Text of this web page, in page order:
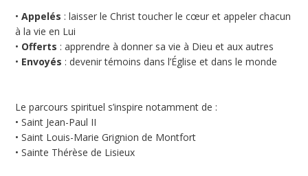
• Appelés : laisser le Christ toucher le cœur et appeler chacun
à la vie en Lui
• Offerts : apprendre à donner sa vie à Dieu et aux autres
• Envoyés : devenir témoins dans l’Église et dans le monde
Le parcours spirituel s’inspire notamment de :
• Saint Jean-Paul II
• Saint Louis-Marie Grignion de Montfort
• Sainte Thérèse de Lisieux